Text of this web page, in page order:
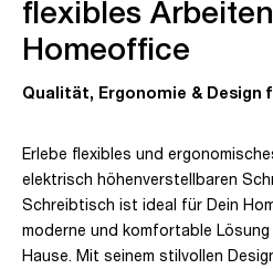
flexibles
Homeoffice
Qualität, Ergonomie & Design
Erlebe flexibles und
elektrisch höhenverstellbaren
Schreibtisch ist ideal für Dein
moderne und komfortable
Hause. Mit seinem stilvollen